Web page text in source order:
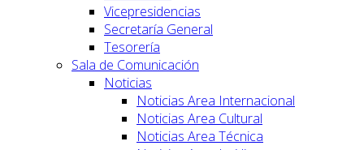
Vicepresidencias
Secretaría General
Tesorería
Sala de Comunicación
Noticias
Noticias Area Internacional
Noticias Area Cultural
Noticias Area Técnica